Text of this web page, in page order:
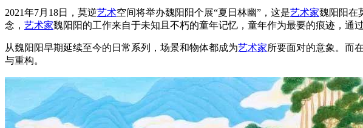
2021年7月18日，莫逆艺术空间将举办魏阳阳个展“夏日林幽”，这是艺术家魏阳阳在
念， 艺术家魏阳阳的工作来自于未知且不朽的童年记忆，童年作为最要的痕迹，通
从魏阳阳早期延续至今的日常系列，场景和物体都成为艺术家所要面对的意象。而
与重构。